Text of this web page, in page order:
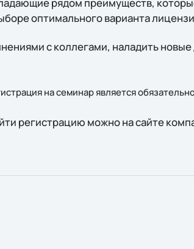
оптимального варианта
с коллегами, наладить
на семинар является
регистрацию можно на сайте